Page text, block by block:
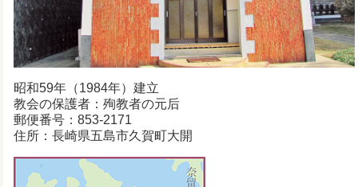
昭和59年（1984年）建立
教会の保護者：殉教者の元后
郵便番号：853-2171
住所：長崎県五島市久賀町大開